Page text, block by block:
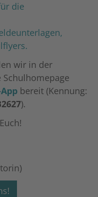
die
wir in der
bereit (Kennung:
).